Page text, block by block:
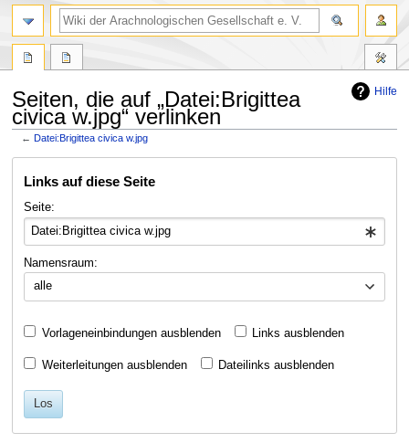
Hilfe
Seiten, die auf „Datei:Brigittea
civica w.jpg“ verlinken
←Datei:Brigittea civica w.jpg
Navigation
Suche
Links auf diese Seite
Seite:
Namensraum:
alle
Vorlageneinbindungen ausblenden Links ausblenden
Weiterleitungen ausblenden Dateilinks ausblenden
Los